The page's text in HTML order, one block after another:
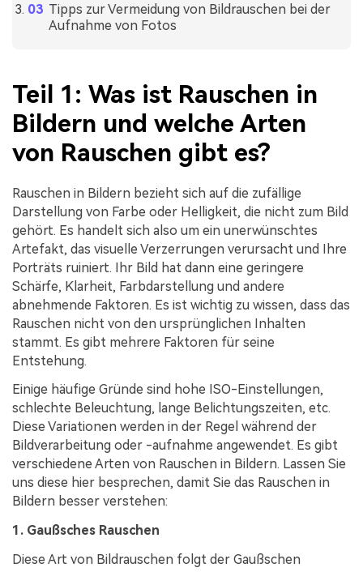
Tipps zur Vermeidung von Bildrauschen bei der
Aufnahme von Fotos
Teil 1: Was ist Rauschen in
Bildern und welche Arten
von Rauschen gibt es?
Rauschen in Bildern bezieht sich auf die zufällige
Darstellung von Farbe oder Helligkeit, die nicht zum Bild
gehört. Es handelt sich also um ein unerwünschtes
Artefakt, das visuelle Verzerrungen verursacht und Ihre
Porträts ruiniert. Ihr Bild hat dann eine geringere
Schärfe, Klarheit, Farbdarstellung und andere
abnehmende Faktoren. Es ist wichtig zu wissen, dass das
Rauschen nicht von den ursprünglichen Inhalten
stammt. Es gibt mehrere Faktoren für seine
Entstehung.
Einige häufige Gründe sind hohe ISO-Einstellungen,
schlechte Beleuchtung, lange Belichtungszeiten, etc.
Diese Variationen werden in der Regel während der
Bildverarbeitung oder -aufnahme angewendet. Es gibt
verschiedene Arten von Rauschen in Bildern. Lassen Sie
uns diese hier besprechen, damit Sie das Rauschen in
Bildern besser verstehen:
1. Gaußsches Rauschen
Diese Art von Bildrauschen folgt der Gaußschen